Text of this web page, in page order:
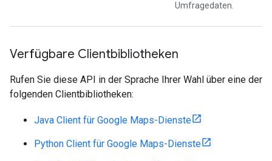
Umfragedaten.
Verfügbare Clientbibliotheken
Rufen Sie diese API in der Sprache Ihrer Wahl über eine der
folgenden Clientbibliotheken:
Java Client für Google Maps-Dienste
Python Client für Google Maps-Dienste